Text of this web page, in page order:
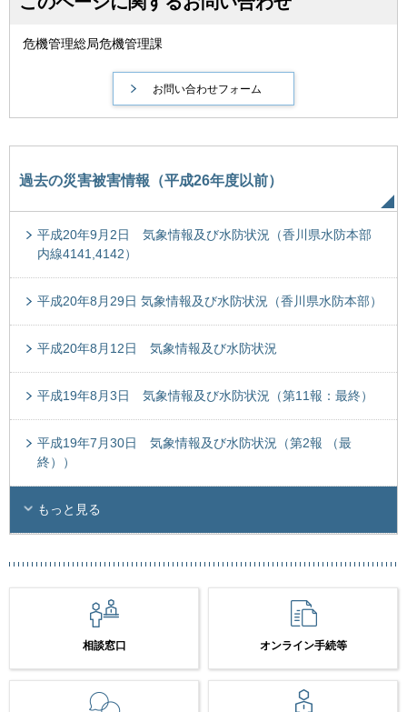
危機管理総局危機管理課
過去の災害被害情報（平成26年度以前）
平成20年9月2日 気象情報及び水防状況（香川県水防本部
内線4141,4142）
平成20年8月29日 気象情報及び水防状況（香川県水防本部）
平成20年8月12日 気象情報及び水防状況
平成19年8月3日 気象情報及び水防状況（第11報：最終）
平成19年7月30日 気象情報及び水防状況（第2報 （最
終））
もっと見る
相談窓口 オンライン手続等